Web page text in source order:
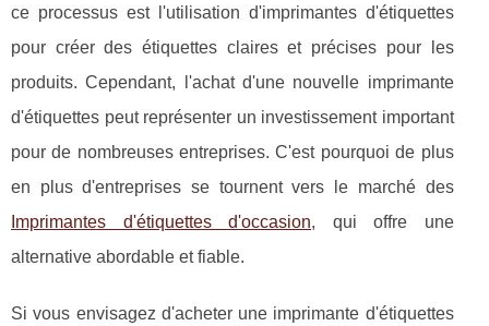
ce processus est l'utilisation d'imprimantes d'étiquettes
pour créer des étiquettes claires et précises pour les
produits. Cependant, l'achat d'une nouvelle imprimante
d'étiquettes peut représenter un investissement important
pour de nombreuses entreprises. C'est pourquoi de plus
en plus d'entreprises se tournent vers le marché des
Imprimantes d'étiquettes d'occasion, qui offre une
alternative abordable et fiable.
Si vous envisagez d'acheter une imprimante d'étiquettes